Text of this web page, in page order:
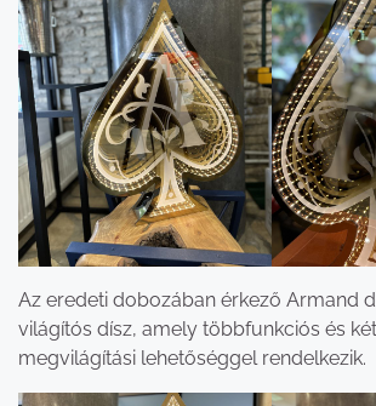
Az eredeti dobozában érkező Armand
világítós dísz, amely többfunkciós és
megvilágítási lehetőséggel rendelkezik.